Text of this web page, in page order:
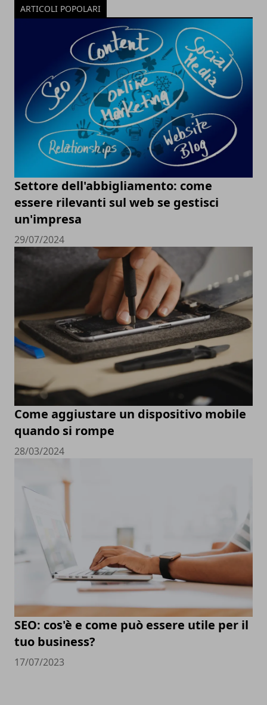
ARTICOLI POPOLARI
Settore dell'abbigliamento: come
essere rilevanti sul web se gestisci
un'impresa
29/07/2024
Come aggiustare un dispositivo mobile
quando si rompe
28/03/2024
SEO: cos'è e come può essere utile per il
tuo business?
17/07/2023